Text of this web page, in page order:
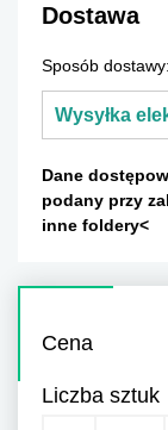
Dostawa
Sposób dostawy:
Wysyłka
Dane
podany przy
inne foldery<
Cena
Liczba sztuk